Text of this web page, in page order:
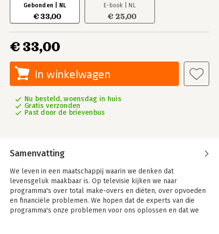
Gebonden | NL
€ 33,00
E-book | NL
€ 25,00
€ 33,00
In winkelwagen
Nu besteld, woensdag in huis
Gratis verzonden
Past door de brievenbus
Samenvatting
We leven in een maatschappij waarin we denken dat
levensgeluk maakbaar is. Op televisie kijken we naar
programma's over total make-overs en diëten, over opvoeden
en financiële problemen. We hopen dat de experts van die
programma's onze problemen voor ons oplossen en dat we